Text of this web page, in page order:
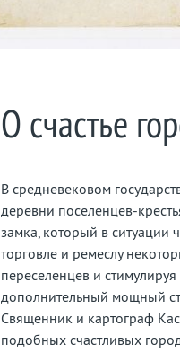
О счастье
В средневековом
деревни поселенцев-
замка, который в ситуации
торговле и ремеслу
переселенцев и
дополнительный мощный
Священник и картограф
подобных счастливых